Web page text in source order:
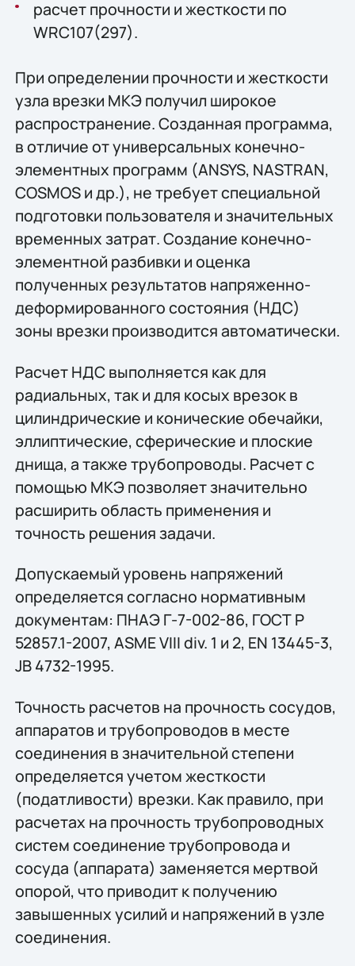
расчет прочности и жесткости по
WRC107(297).
При определении прочности и жесткости
узла врезки МКЭ получил широкое
распространение. Созданная программа,
в отличие от универсальных конечно-
элементных программ (ANSYS, NASTRAN,
COSMOS и др.), не требует специальной
подготовки пользователя и значительных
временных затрат. Создание конечно-
элементной разбивки и оценка
полученных результатов напряженно-
деформированного состояния (НДС)
зоны врезки производится автоматически.
Расчет НДС выполняется как для
радиальных, так и для косых врезок в
цилиндрические и конические обечайки,
эллиптические, сферические и плоские
днища, а также трубопроводы. Расчет с
помощью МКЭ позволяет значительно
расширить область применения и
точность решения задачи.
Допускаемый уровень напряжений
определяется согласно нормативным
документам: ПНАЭ Г-7-002-86, ГОСТ Р
52857.1-2007, ASME VIII div. 1 и 2, EN 13445-3,
JB 4732-1995.
Точность расчетов на прочность сосудов,
аппаратов и трубопроводов в месте
соединения в значительной степени
определяется учетом жесткости
(податливости) врезки. Как правило, при
расчетах на прочность трубопроводных
систем соединение трубопровода и
сосуда (аппарата) заменяется мертвой
опорой, что приводит к получению
завышенных усилий и напряжений в узле
соединения.